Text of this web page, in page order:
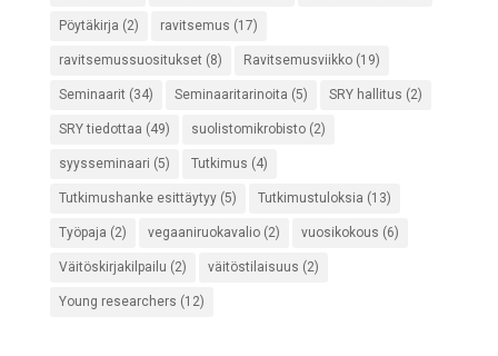
Pöytäkirja (2) ravitsemus (17)
ravitsemussuositukset (8) Ravitsemusviikko(19)
Seminaarit (34) Seminaaritarinoita (5) SRY hallitus (2)
SRY tiedottaa (49) suolistomikrobisto(2)
syysseminaari (5) Tutkimus (4)
Tutkimushanke esittäytyy(5) Tutkimustuloksia (13)
Työpaja (2) vegaaniruokavalio(2) vuosikokous (6)
Väitöskirjakilpailu (2) väitöstilaisuus (2)
Young researchers (12)